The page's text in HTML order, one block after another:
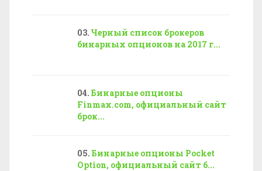
Черный список брокеров
бинарных опционов на 2017 г...
Бинарные опционы
Finmax.com, официальный сайт
брок...
Бинарные опционы Pocket
Option, официальный сайт б...